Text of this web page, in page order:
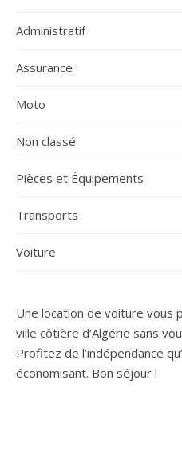
Administratif
Assurance
Moto
Non classé
Pièces et Équipements
Transports
Voiture
Une location de voiture vous
ville côtière d’Algérie sans
Profitez de l’indépendance
économisant. Bon séjour !